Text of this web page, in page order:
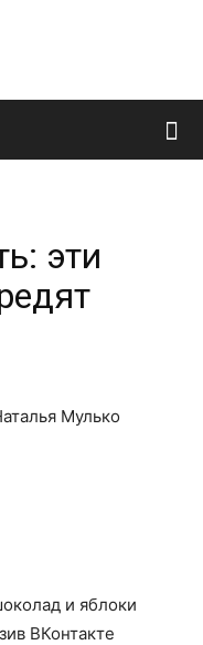
эти
Мулько
и яблоки
ВКонтакте